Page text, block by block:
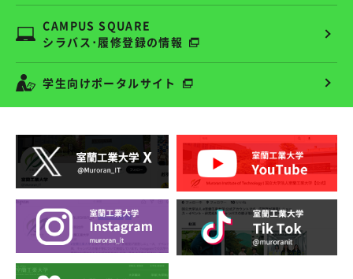
CAMPUS SQUARE
シラバス･履修登録の情報
学生向けポータルサイト